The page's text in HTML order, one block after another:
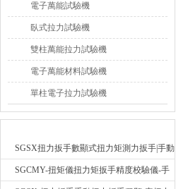
電子萬能試驗機
臥式拉力試驗機
雙柱萬能拉力試驗機
電子萬能材料試驗機
單柱電子拉力試驗機
SGSX扭力扳手數顯式扭力矩測力扳手|手動
定扭矩檢測扳手
SGCMY-扭矩儀扭力矩扳手精度校驗儀-手